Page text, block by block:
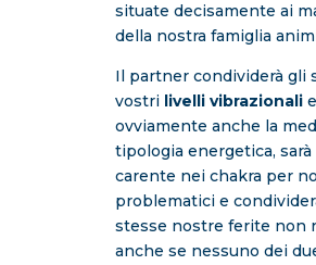
situate decisamente ai
della nostra famiglia
Il partner condividerà gli
vostri livelli vibrazionalie
ovviamente anche la
tipologia energetica,
carente nei chakra per
problematici e
stesse nostre ferite non
anche se nessuno dei